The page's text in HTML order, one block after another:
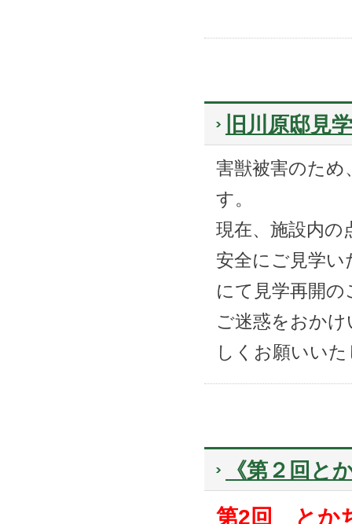
旧川原邸見
害獣被害のため
す。
現在、施設内の
安全にご見学
にて見学再開
ご迷惑をおか
しくお願いい
《第２回と
第2回 とか